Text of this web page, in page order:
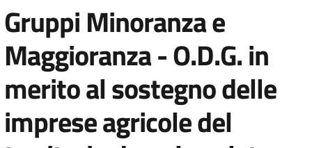
Gruppi Minoranza e
Maggioranza - O.D.G. in
merito al sostegno delle
imprese agricole del